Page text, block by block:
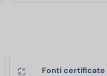
Fonti certificate